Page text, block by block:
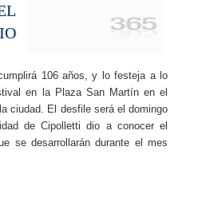
106 años, y lo festeja a lo
en la Plaza San Martín en el
ciudad. El desfile será el domingo
de Cipolletti dio a conocer el
se desarrollarán durante el mes